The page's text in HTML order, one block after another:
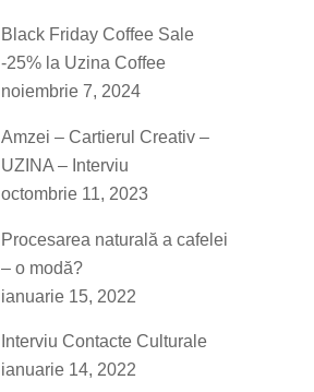
Black Friday Coffee Sale
-25% la Uzina Coffee
noiembrie 7, 2024
Amzei – Cartierul Creativ –
UZINA – Interviu
octombrie 11, 2023
Procesarea naturală a cafelei
– o modă?
ianuarie 15, 2022
Interviu Contacte Culturale
ianuarie 14, 2022